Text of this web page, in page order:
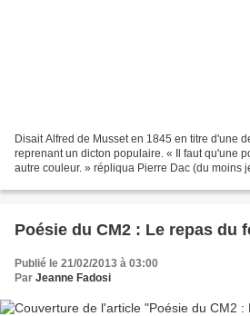
Disait Alfred de Musset en 1845 en titre d'une
reprenant un dicton populaire. « Il faut qu'une
autre couleur. » répliqua Pierre Dac (du moins
Poésie du CM2 : Le repas du
Publié le 21/02/2013 à 03:00
Par Jeanne Fadosi